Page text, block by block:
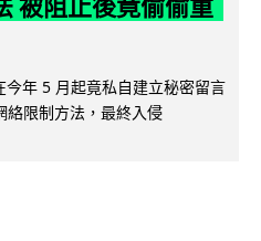
被阻止後竟偷偷重
年 5 月起竟私自建立秘密留言
絡限制方法，最終入侵